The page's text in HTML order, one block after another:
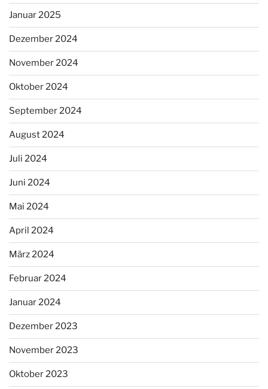
Januar 2025
Dezember 2024
November 2024
Oktober 2024
September 2024
August 2024
Juli 2024
Juni 2024
Mai 2024
April 2024
März 2024
Februar 2024
Januar 2024
Dezember 2023
November 2023
Oktober 2023